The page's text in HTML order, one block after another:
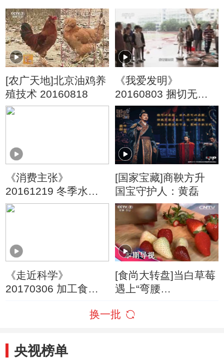
[农广天地]北京油鸡养
殖技术 20160818
《我爱发明》
20160803 捆切无影
手
《消费主张》
20161219 冬季水产
市场——热带鱼
[国家宝藏]商鞅方升
国宝守护人：黄磊
《走近科学》
20170306 加工食品
[食尚大转盘]当白草莓
遇上“弯腰
换一批
央视榜单